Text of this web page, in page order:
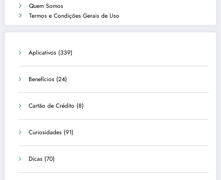
Quem Somos
Termos e Condições Gerais de Uso
Aplicativos (339)
Benefícios (24)
Cartão de Crédito (8)
Curiosidades (91)
Dicas (70)